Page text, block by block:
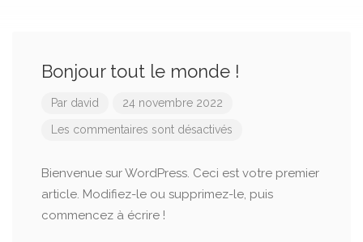
Bonjour tout le monde !
Par david 24 novembre 2022
Les commentaires sont désactivés
Bienvenue sur WordPress. Ceci est votre premier
article. Modifiez-le ou supprimez-le, puis
commencez à écrire !